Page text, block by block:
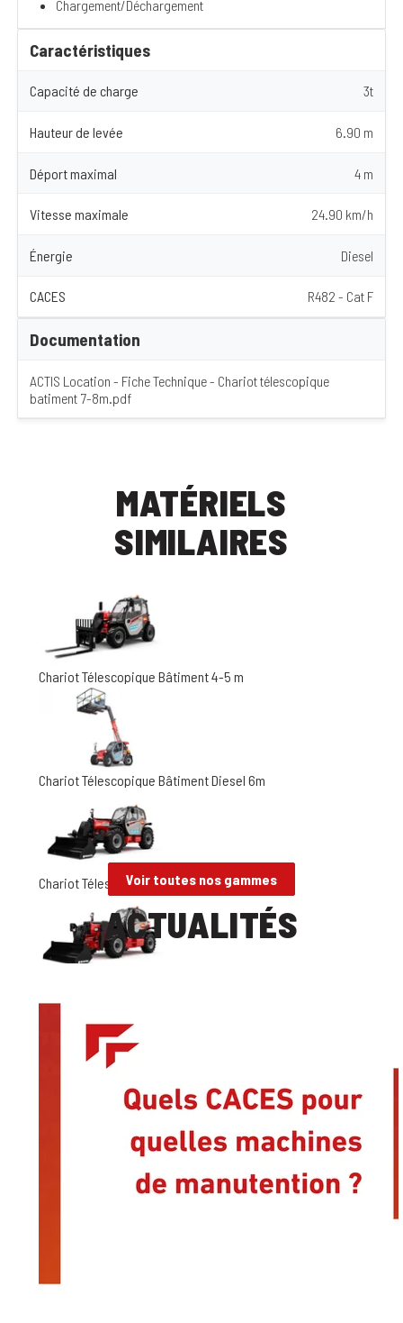
Caractéristiques
Capacité de charge 3t
Hauteur de levée 6.90 m
Déport maximal 4 m
Vitesse maximale 24.90 km/h
Énergie Diesel
CACES R482 - Cat F
Chargement/Déchargement
Documentation
ACTIS Location - Fiche Technique - Chariot télescopique
batiment 7-8m.pdf
MATÉRIELS
SIMILAIRES
Chariot Télescopique Bâtiment 4-5 m
Chariot Télescopique Bâtiment Diesel 6m
Chariot Télescopique Bâtiment 9 m
Chariot Télescopique Bâtiment 16-18m
Chariot Télescopique Bâtiment 10-11 m
Voir toutes nos gammes
ACTUALITÉS